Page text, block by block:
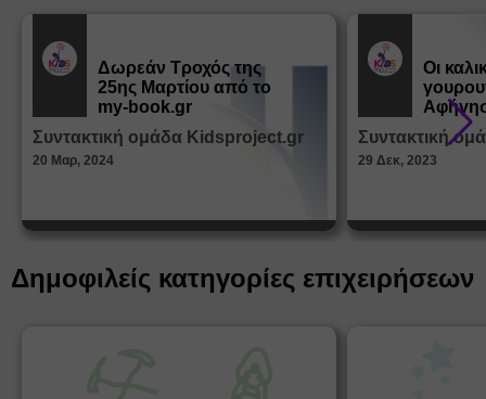
Δωρεάν Tροχός της
25ης Μαρτίου από το
my-book.gr
Συντακτική ομάδα Kidsproject.gr
20 Μαρ, 2024
Οι
από τα
Συντακτική
29 Δεκ, 2023
Δημοφιλείς κατηγορίες επιχειρήσεων